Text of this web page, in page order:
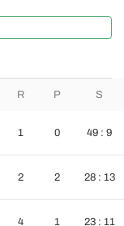
R P S
1 0 49 : 9
2 2 28 : 13
4 1 23 : 11